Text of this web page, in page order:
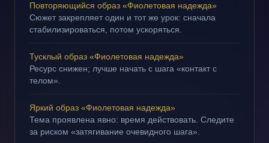
Повторяющийся образ «Фиолетовая надежда»
Сюжет закрепляет один и тот же урок: сначала
стабилизироваться, потом ускоряться.
Тусклый образ «Фиолетовая надежда»
Ресурс снижен; лучше начать с шага «контакт с
телом».
Яркий образ «Фиолетовая надежда»
Тема проявлена явно: время действовать. Следите
за риском «затягивание очевидного шага».